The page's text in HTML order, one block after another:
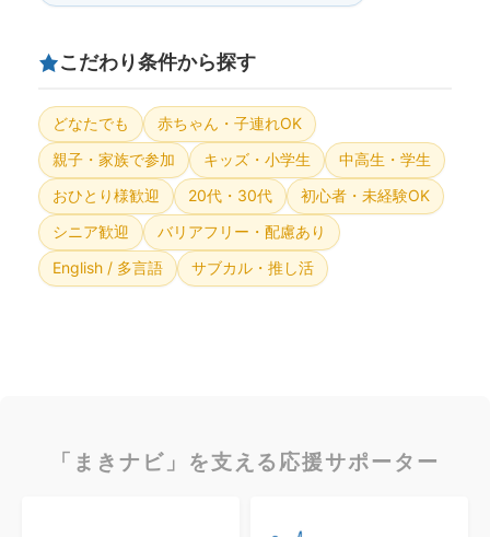
こだわり条件から探す
どなたでも 赤ちゃん・子連れOK
親子・家族で参加 キッズ・小学生 中高生・学生
おひとり様歓迎 20代・30代 初心者・未経験OK
シニア歓迎 バリアフリー・配慮あり
English / 多言語 サブカル・推し活
「まきナビ」を支える応援サポーター